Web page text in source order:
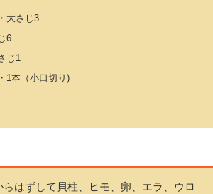
大さじ3
6
じ1
1本（小口切り)
はずして貝柱、ヒモ、卵、エラ、ウロ